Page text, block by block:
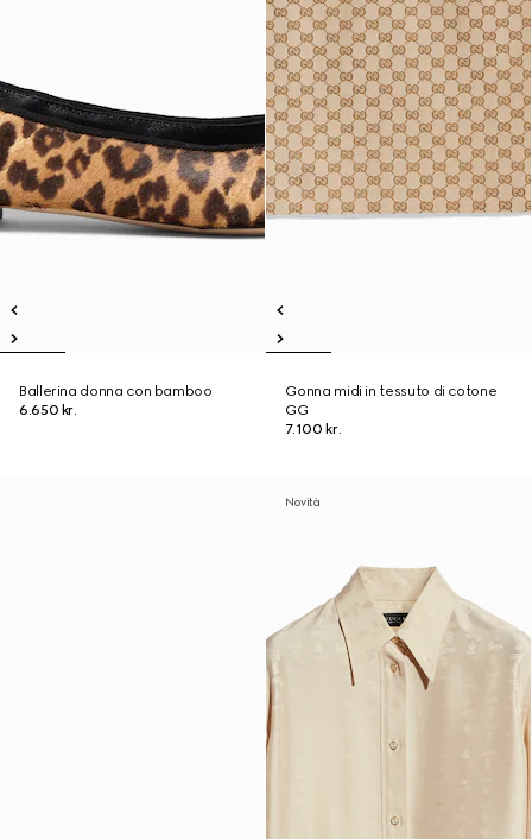
Ballerina donna con bamboo
6.650 kr.
Gonna midi in tessuto di cotone
GG
7.100 kr.
Novità